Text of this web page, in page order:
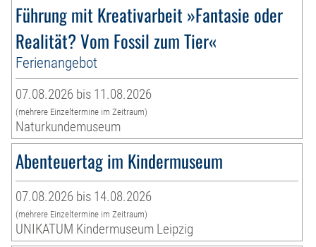
Führung mit Kreativarbeit »Fantasie oder
Realität? Vom Fossil zum Tier«
Ferienangebot
07.08.2026 bis 11.08.2026
(mehrere Einzeltermine im Zeitraum)
Naturkundemuseum
Abenteuertag im Kindermuseum
07.08.2026 bis 14.08.2026
(mehrere Einzeltermine im Zeitraum)
UNIKATUM Kindermuseum Leipzig